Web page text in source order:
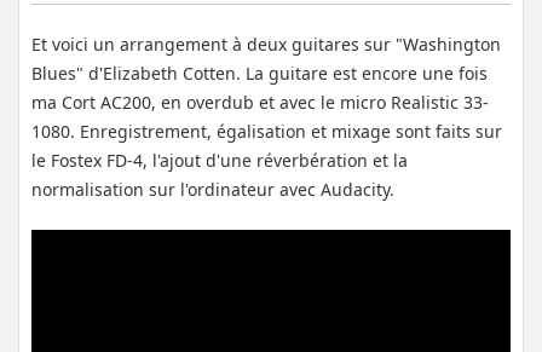
Et voici un arrangement à deux guitares sur "Washington
Blues" d'Elizabeth Cotten. La guitare est encore une fois
ma Cort AC200, en overdub et avec le micro Realistic 33-
1080. Enregistrement, égalisation et mixage sont faits sur
le Fostex FD-4, l'ajout d'une réverbération et la
normalisation sur l'ordinateur avec Audacity.